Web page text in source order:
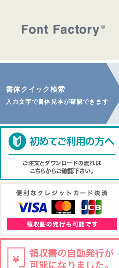
書体クイック検索
入力文字で書体見本が確認できます